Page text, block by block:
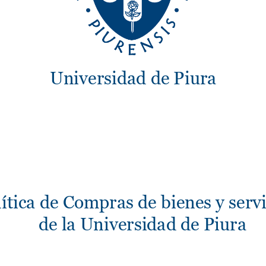
Universidad de Piura
de Compras de bienes y
de la Universidad de Piura